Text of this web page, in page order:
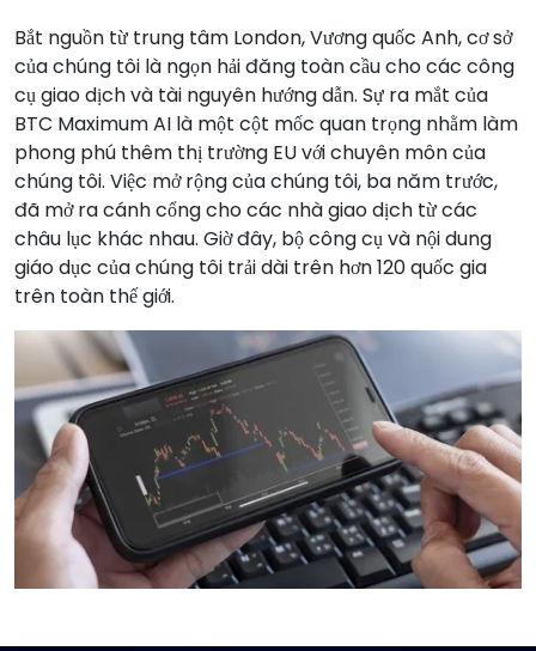
Bắt nguồn từ trung tâm London, Vương quốc Anh, cơ sở
của chúng tôi là ngọn hải đăng toàn cầu cho các công
cụ giao dịch và tài nguyên hướng dẫn. Sự ra mắt của
BTC Maximum AI là một cột mốc quan trọng nhằm làm
phong phú thêm thị trường EU với chuyên môn của
chúng tôi. Việc mở rộng của chúng tôi, ba năm trước,
đã mở ra cánh cổng cho các nhà giao dịch từ các
châu lục khác nhau. Giờ đây, bộ công cụ và nội dung
giáo dục của chúng tôi trải dài trên hơn 120 quốc gia
trên toàn thế giới.